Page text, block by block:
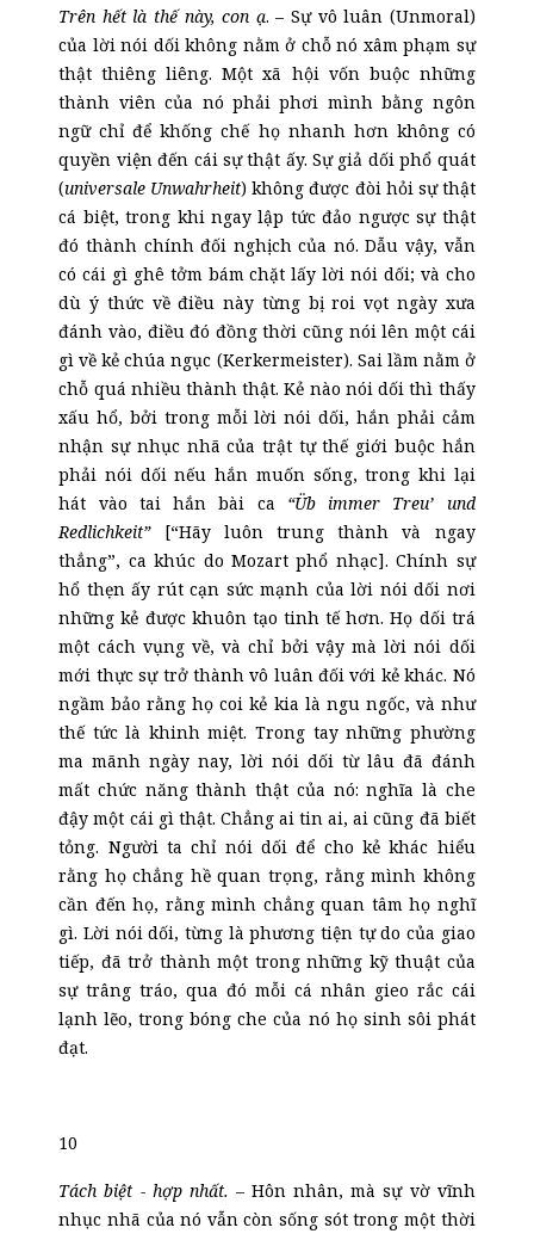
Trên hết là thế này, con ạ. – Sự vô luân (Unmoral)
của lời nói dối không nằm ở chỗ nó xâm phạm sự
thật thiêng liêng. Một xã hội vốn buộc những
thành viên của nó phải phơi mình bằng ngôn
ngữ chỉ để khống chế họ nhanh hơn không có
quyền viện đến cái sự thật ấy. Sự giả dối phổ quát
(universale Unwahrheit) không được đòi hỏi sự thật
cá biệt, trong khi ngay lập tức đảo ngược sự thật
đó thành chính đối nghịch của nó. Dẫu vậy, vẫn
có cái gì ghê tởm bám chặt lấy lời nói dối; và cho
dù ý thức về điều này từng bị roi vọt ngày xưa
đánh vào, điều đó đồng thời cũng nói lên một cái
gì về kẻ chúa ngục (Kerkermeister). Sai lầm nằm ở
chỗ quá nhiều thành thật. Kẻ nào nói dối thì thấy
xấu hổ, bởi trong mỗi lời nói dối, hắn phải cảm
nhận sự nhục nhã của trật tự thế giới buộc hắn
phải nói dối nếu hắn muốn sống, trong khi lại
hát vào tai hắn bài ca “Üb immer Treu’ und
Redlichkeit”[“Hãy luôn trung thành và ngay
thẳng”, ca khúc do Mozart phổ nhạc].Chính sự
hổ thẹn ấy rút cạn sức mạnh của lời nói dối nơi
những kẻ được khuôn tạo tinh tế hơn. Họ dối trá
một cách vụng về, và chỉ bởi vậy mà lời nói dối
mới thực sự trở thành vô luân đối với kẻ khác. Nó
ngầm bảo rằng họ coi kẻ kia là ngu ngốc, và như
thế tức là khinh miệt. Trong tay những phường
ma mãnh ngày nay, lời nói dối từ lâu đã đánh
mất chức năng thành thật của nó: nghĩa là che
đậy một cái gì thật. Chẳng ai tin ai, ai cũng đã biết
tỏng. Người ta chỉ nói dối để cho kẻ khác hiểu
rằng họ chẳng hề quan trọng, rằng mình không
cần đến họ, rằng mình chẳng quan tâm họ nghĩ
gì. Lời nói dối, từng là phương tiện tự do của giao
tiếp, đã trở thành một trong những kỹ thuật của
sự trâng tráo, qua đó mỗi cá nhân gieo rắc cái
lạnh lẽo, trong bóng che của nó họ sinh sôi phát
đạt.
10
Tách biệt - hợp nhất. – Hôn nhân, mà sự vờ vĩnh
nhục nhã của nó vẫn còn sống sót trong một thời